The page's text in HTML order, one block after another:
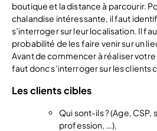
boutique et la distance à parcourir.
chalandise intéressante, il faut
s’interroger sur leur localisation. Il
probabilité de les faire venir sur un
Avant de commencer à réaliser
faut donc s’interroger sur les clients
Les clients cibles
Qui sont-ils ? (Age,
profession, …),